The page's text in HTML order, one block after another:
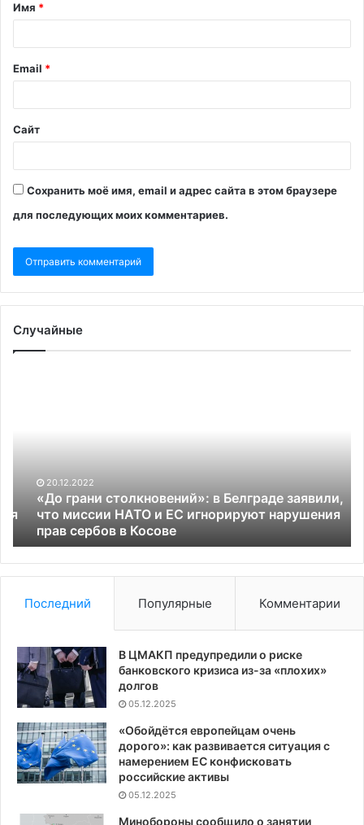
Имя *
Email *
Сайт
Сохранить моё имя, email и адрес сайта в этом браузере
для последующих моих комментариев.
Случайные
миссии
НАТО
ЕС
игнорируют
нарушения
прав
Косове
20.12.2022
«До грани столкновений»: в Белграде заявили,
что миссии НАТО и ЕС игнорируют нарушения
прав сербов в Косове
Последний Популярные Комментарии
В ЦМАКП предупредили о риске
банковского кризиса из-за «плохих»
долгов
05.12.2025
«Обойдётся европейцам очень
дорого»: как развивается ситуация с
намерением ЕС конфисковать
российские активы
05.12.2025
Минобороны сообщило о занятии